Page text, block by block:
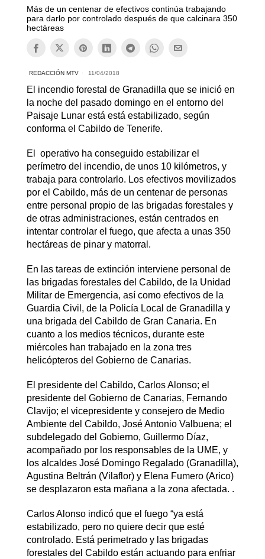
Más de un centenar de efectivos continúa trabajando
para darlo por controlado después de que calcinara 350
hectáreas
REDACCIÓN MTV 11/04/2018
El incendio forestal de Granadilla que se inició en
la noche del pasado domingo en el entorno del
Paisaje Lunar está está estabilizado, según
conforma el Cabildo de Tenerife.
El operativo ha conseguido estabilizar el
perímetro del incendio, de unos 10 kilómetros, y
trabaja para controlarlo. Los efectivos movilizados
por el Cabildo, más de un centenar de personas
entre personal propio de las brigadas forestales y
de otras administraciones, están centrados en
intentar controlar el fuego, que afecta a unas 350
hectáreas de pinar y matorral.
En las tareas de extinción interviene personal de
las brigadas forestales del Cabildo, de la Unidad
Militar de Emergencia, así como efectivos de la
Guardia Civil, de la Policía Local de Granadilla y
una brigada del Cabildo de Gran Canaria. En
cuanto a los medios técnicos, durante este
miércoles han trabajado en la zona tres
helicópteros del Gobierno de Canarias.
El presidente del Cabildo, Carlos Alonso; el
presidente del Gobierno de Canarias, Fernando
Clavijo; el vicepresidente y consejero de Medio
Ambiente del Cabildo, José Antonio Valbuena; el
subdelegado del Gobierno, Guillermo Díaz,
acompañado por los responsables de la UME, y
los alcaldes José Domingo Regalado (Granadilla),
Agustina Beltrán (Vilaflor) y Elena Fumero (Arico)
se desplazaron esta mañana a la zona afectada. .
Carlos Alonso indicó que el fuego “ya está
estabilizado, pero no quiere decir que esté
controlado. Está perimetrado y las brigadas
forestales del Cabildo están actuando para enfriar